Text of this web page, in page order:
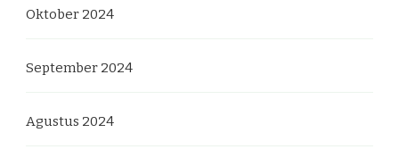
Oktober 2024
September 2024
Agustus 2024